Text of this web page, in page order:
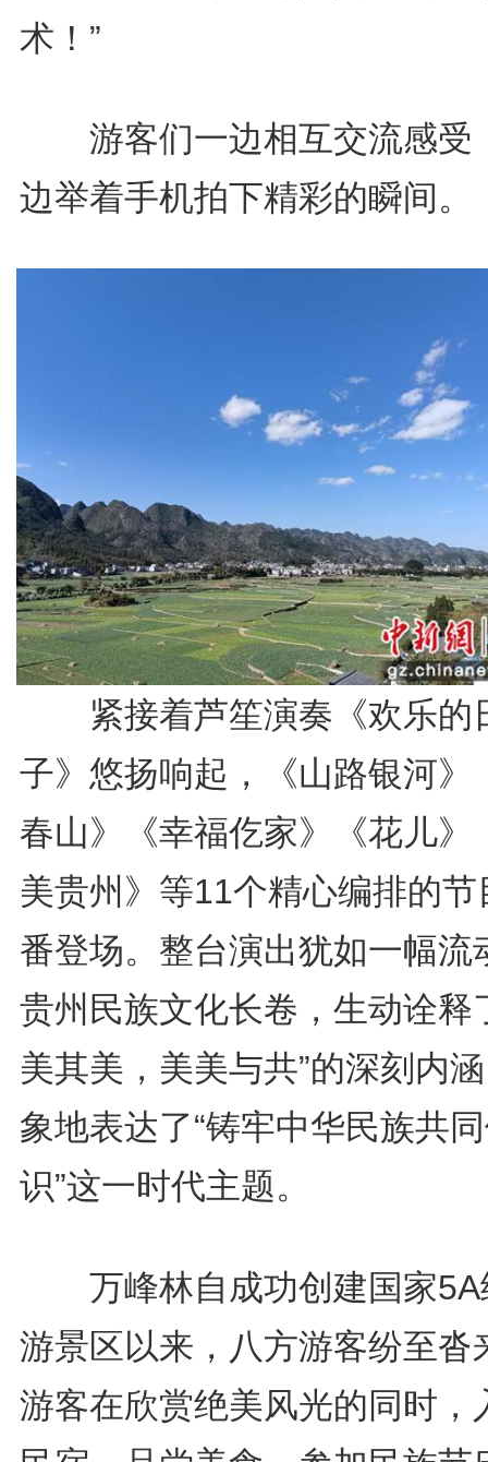
术！”
游客们一边相互交流感受
边举着手机拍下精彩的瞬间。
紧接着芦笙演奏《欢乐的
子》悠扬响起，《山路银河》
春山》《幸福仡家》《花儿》
美贵州》等11个精心编排的节
番登场。整台演出犹如一幅流
贵州民族文化长卷，生动诠释
美其美，美美与共”的深刻内
象地表达了“铸牢中华民族共
识”这一时代主题。
万峰林自成功创建国家5A
游景区以来，八方游客纷至沓
游客在欣赏绝美风光的同时，